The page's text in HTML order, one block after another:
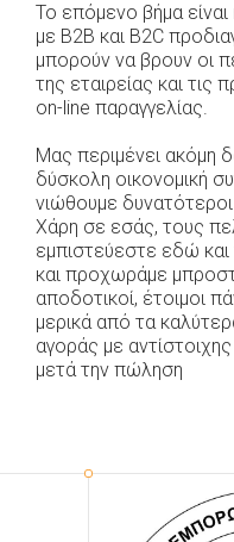
Το επόμενο βήμα
με Β2Β και Β2C
μπορούν να βρουν οι
της εταιρείας και
on-line παραγγελίας.
Μας περιμένει ακόμη
δύσκολη οικονομική
νιώθουμε
Χάρη σε εσάς, τους
εμπιστεύεστε εδώ
και προχωράμε
αποδοτικοί, έτοιμοι
μερικά από τα
αγοράς με
μετά την πώληση